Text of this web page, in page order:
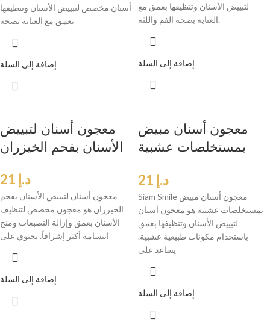
أسنان مخصص لتبييض الأسنان وتنظيفها
بعمق مع العناية بصحة
إضافة إلى السلة
لتبييض الأسنان وتنظيفها بعمق مع
العناية بصحة الفم واللثة.
إضافة إلى السلة
معجون أسنان لتبييض
الأسنان بفحم الخيزران
د.إ
معجون أسنان لتبييض الأسنان بفحم
الخيزران هو معجون مخصص لتنظيف
الأسنان بعمق وإزالة التصبغات ومنح
ابتسامة أكثر إشراقاً. يحتوي على
إضافة إلى السلة
معجون أسنان مبيض
بمستخلصات عشبية
د.إ
Siam Smile معجون أسنان مبيض
بمستخلصات عشبية هو معجون أسنان
لتبييض الأسنان وتنظيفها بعمق
باستخدام مكونات طبيعية عشبية.
يساعد على
إضافة إلى السلة